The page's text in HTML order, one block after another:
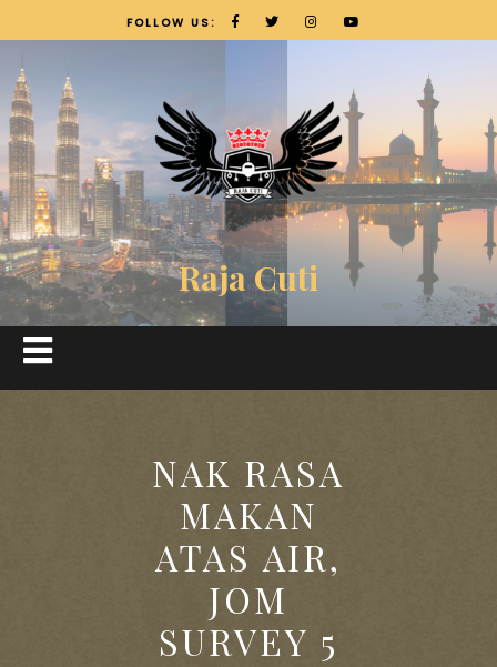
FOLLOW US:
Raja Cuti
NAK RASA
MAKAN
ATAS AIR,
JOM
SURVEY 5